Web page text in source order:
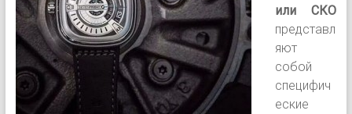
или СКО
представл
яют
собой
специфич
еские